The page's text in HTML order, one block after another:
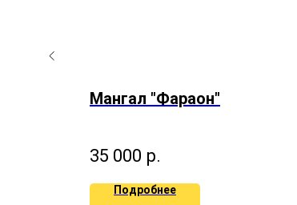
Мангал "Фараон"
35 000 р.
Подробнее